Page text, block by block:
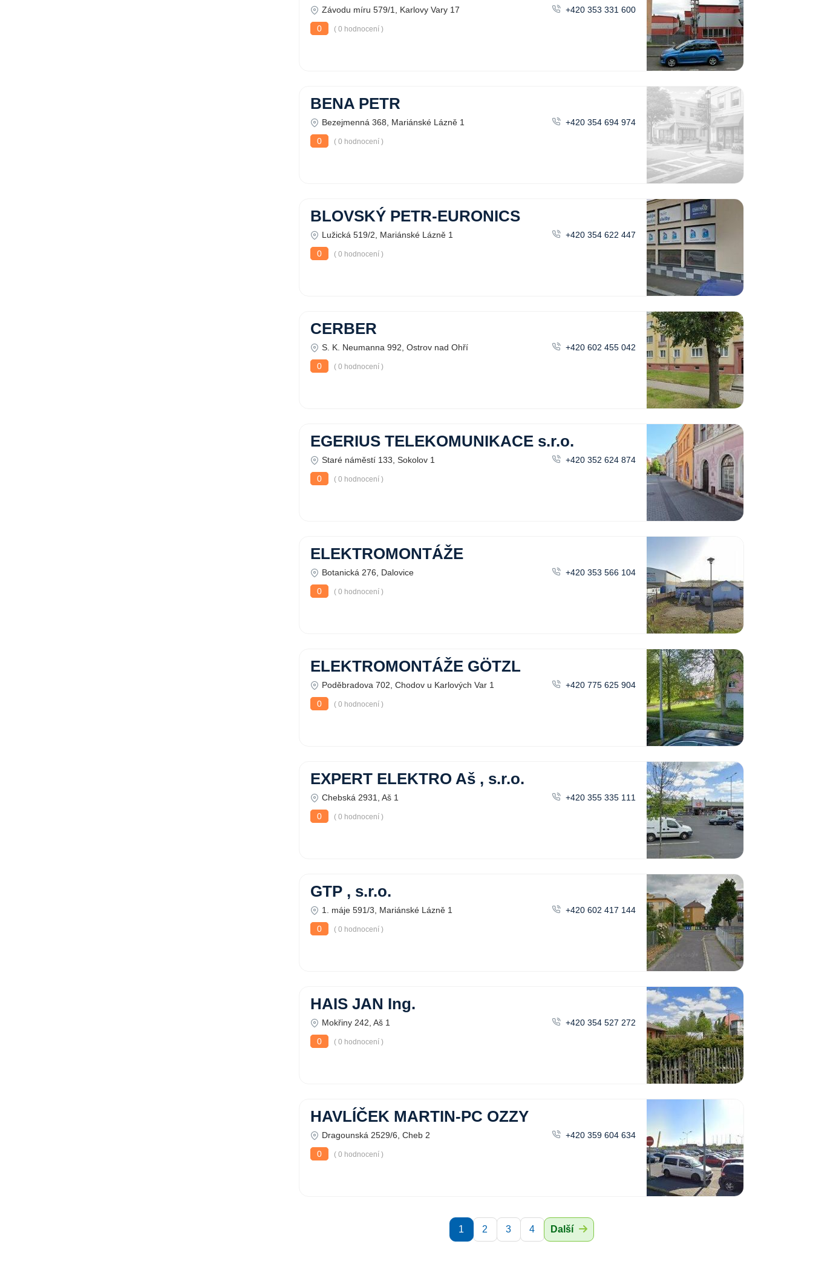
Závodu míru 579/1, Karlovy Vary 17
+420 353 331 600
0
( 0 hodnocení )
BENA PETR
Bezejmenná 368, Mariánské Lázně 1
+420 354 694 974
0
( 0 hodnocení )
BLOVSKÝ PETR-EURONICS
Lužická 519/2, Mariánské Lázně 1
+420 354 622 447
0
( 0 hodnocení )
CERBER
S. K. Neumanna 992, Ostrov nad Ohří
+420 602 455 042
0
( 0 hodnocení )
EGERIUS TELEKOMUNIKACE s.r.o.
Staré náměstí 133, Sokolov 1
+420 352 624 874
0
( 0 hodnocení )
ELEKTROMONTÁŽE
Botanická 276, Dalovice
+420 353 566 104
0
( 0 hodnocení )
ELEKTROMONTÁŽE GÖTZL
Poděbradova 702, Chodov u Karlových Var 1
+420 775 625 904
0
( 0 hodnocení )
EXPERT ELEKTRO Aš , s.r.o.
Chebská 2931, Aš 1
+420 355 335 111
0
( 0 hodnocení )
GTP , s.r.o.
1. máje 591/3, Mariánské Lázně 1
+420 602 417 144
0
( 0 hodnocení )
HAIS JAN Ing.
Mokřiny 242, Aš 1
+420 354 527 272
0
( 0 hodnocení )
HAVLÍČEK MARTIN-PC OZZY
Dragounská 2529/6, Cheb 2
+420 359 604 634
0
( 0 hodnocení )
1 2 3 4 Další